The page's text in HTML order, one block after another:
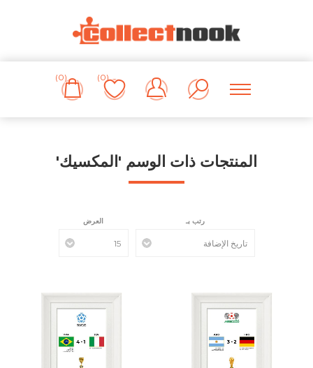
(0)
(0)
المنتجات ذات الوسم 'المكسيك'
رتب بـ العرض